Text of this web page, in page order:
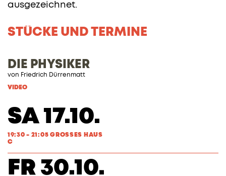
ausgezeichnet.
STÜCKE UND TERMINE
DIE PHYSIKER
von Friedrich Dürrenmatt
VIDEO
SA 17.10.
19:30 - 21:05 GROSSES HAUS
C
FR 30.10.